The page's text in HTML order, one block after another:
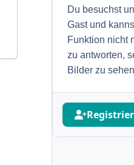
Du besuchst
Gast und
Funktion nicht
zu antworten,
Bilder zu